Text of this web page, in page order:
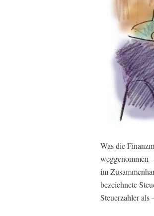
Was die
weggenommen
im
bezeichnete
Steuerzahler als